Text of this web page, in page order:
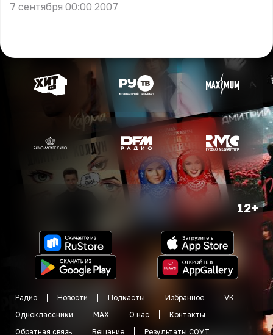
7 сентября 00:00 2007
12+
Радио Новости Подкасты Избранное
VK
Одноклассники
MAX О нас
Контакты
Обратная связь
Вещание Результаты СОУТ